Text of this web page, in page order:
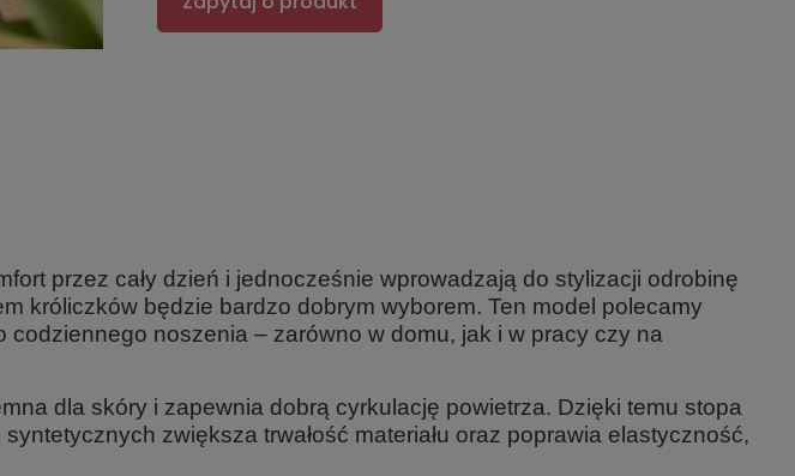
przez cały dzień i jednocześnie wprowadzają do stylizacji odrobinę
króliczków będzie bardzo dobrym wyborem. Ten model polecamy
noszenia – zarówno w domu, jak i w pracy czy na
dla skóry i zapewnia dobrą cyrkulację powietrza. Dzięki temu stopa
zwiększa trwałość materiału oraz poprawia elastyczność,